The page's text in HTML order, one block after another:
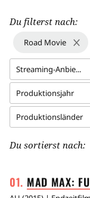
Du filterst nach:
Road Movie
Streaming-Anbie...
Produktionsjahr
Produktionsländer
Du sortierst nach:
MAD MAX: